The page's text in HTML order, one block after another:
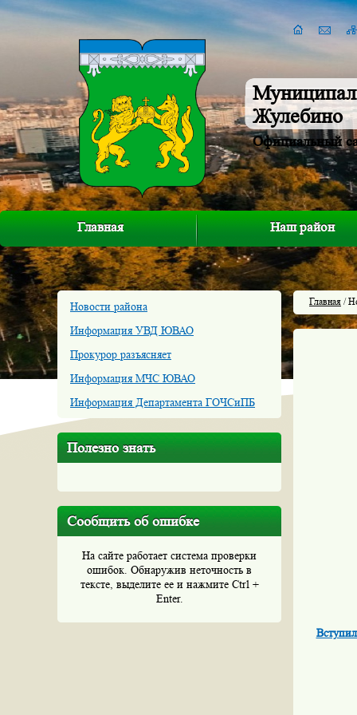
Жулебино
Официальный
Главная Наш район
Новости района
Информация УВД ЮВАО
Прокурор разъясняет
Информация МЧС ЮВАО
Информация Департамента ГОЧСиПБ
Полезно знать
Сообщить об ошибке
На сайте работает система проверки
ошибок. Обнаружив неточность в
тексте, выделите ее и нажмите Ctrl +
Enter.
Главная /